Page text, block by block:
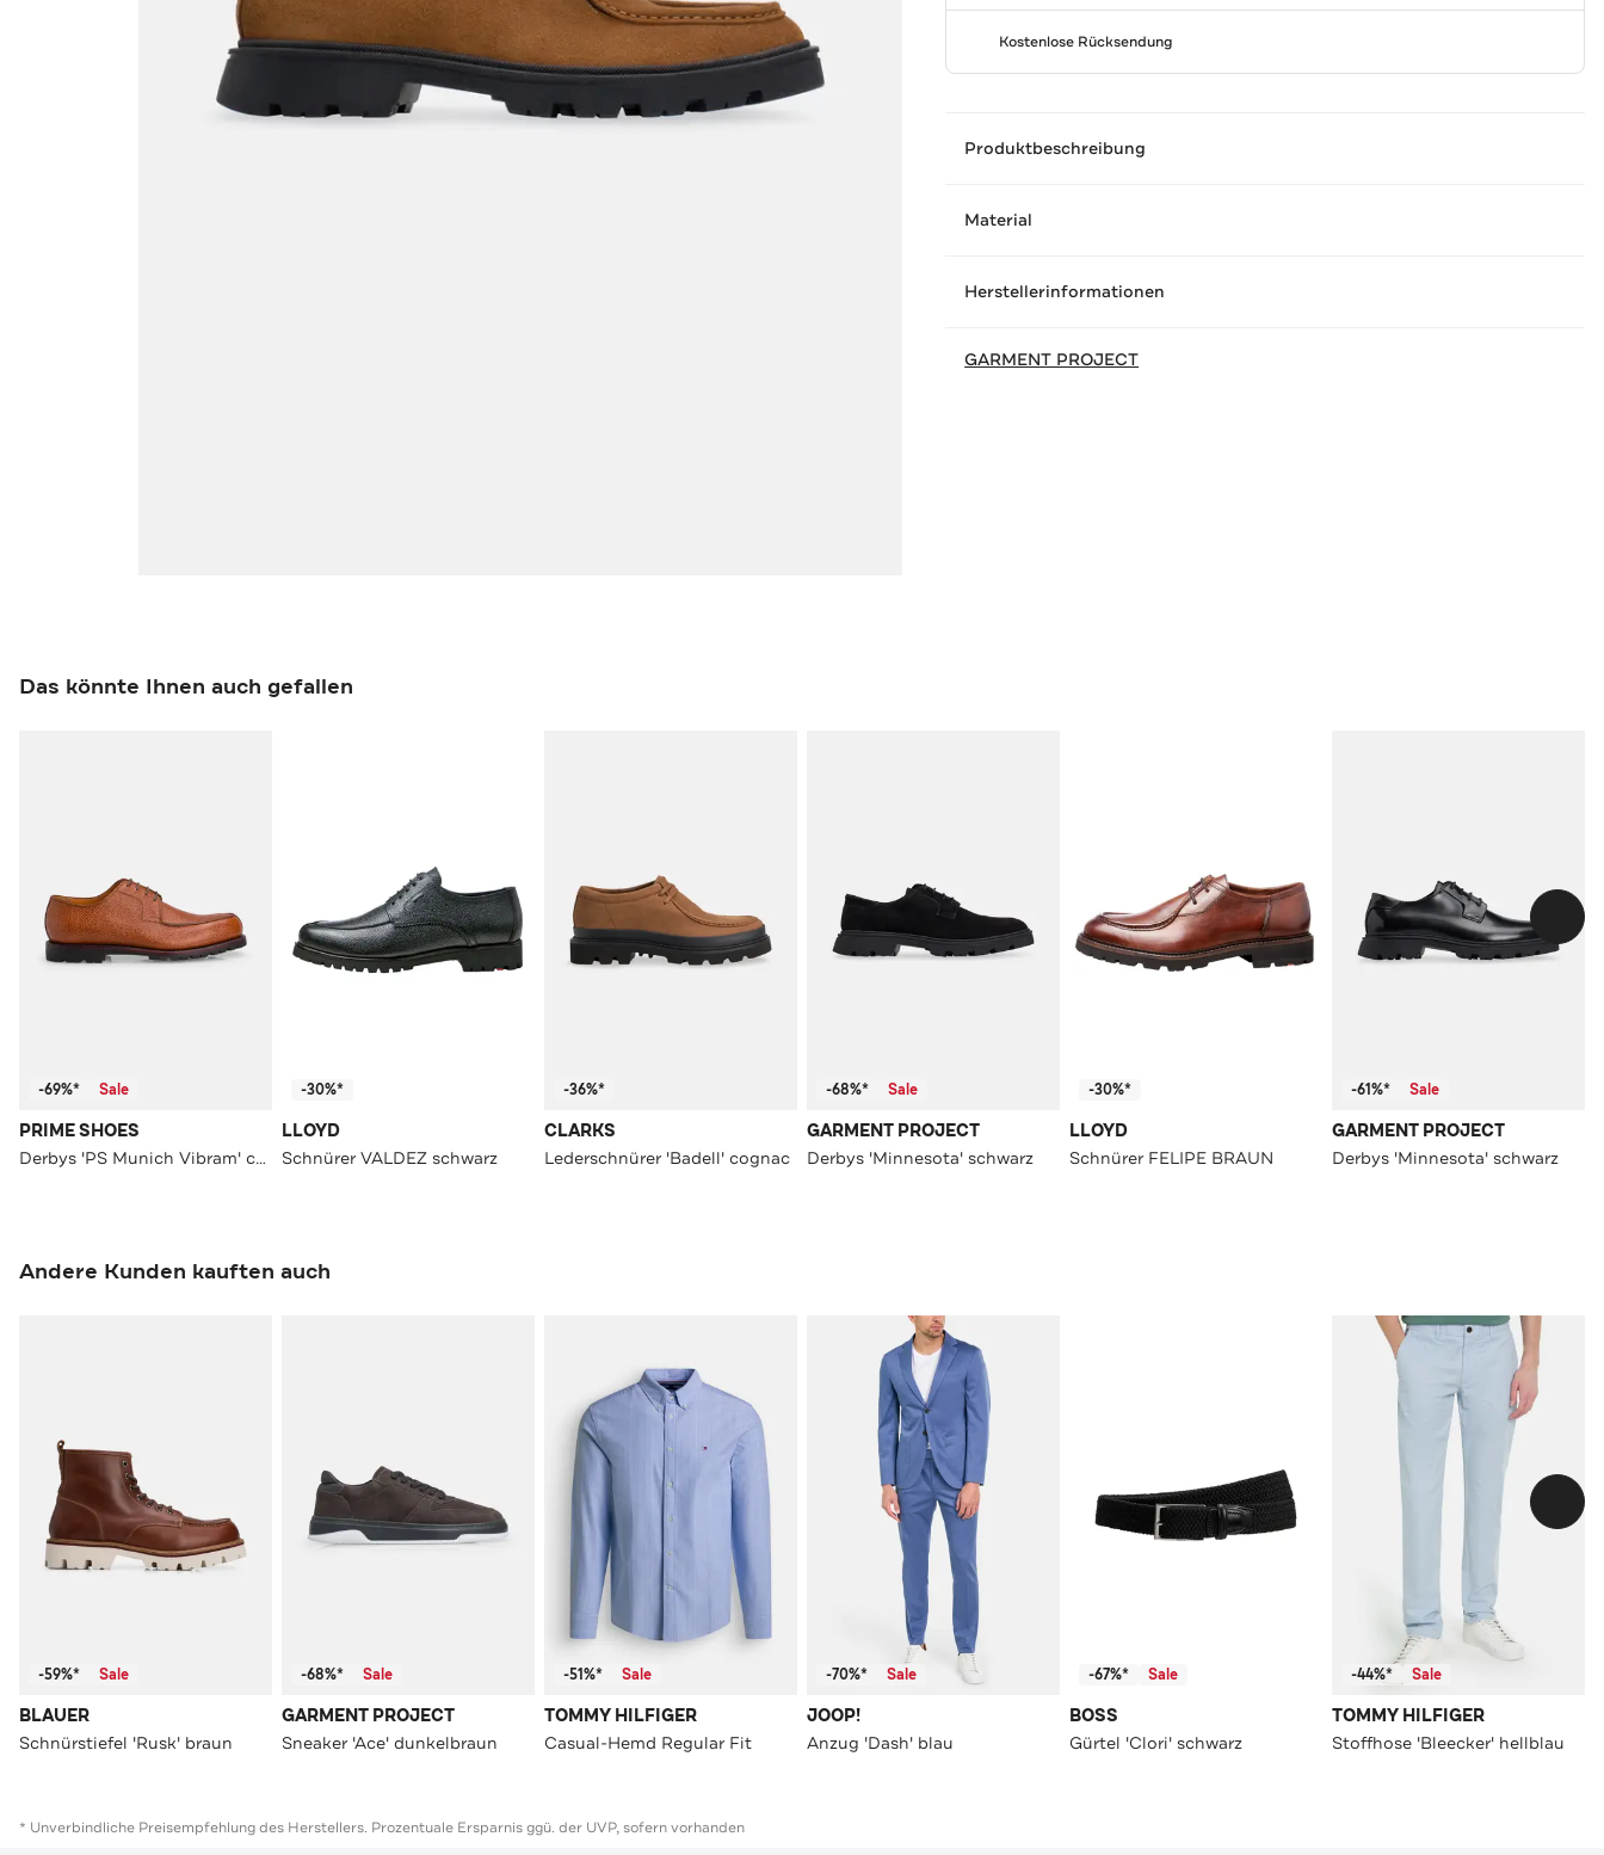
Kostenlose Rücksendung
Produktbeschreibung
Material
Herstellerinformationen
GARMENT PROJECT
Das könnte Ihnen auch gefallen
-69%* Sale
PRIME SHOES
Derbys 'PS Munich Vibram' cognac
-30%*
LLOYD
Schnürer VALDEZ schwarz
-36%*
CLARKS
Lederschnürer 'Badell' cognac
-68%* Sale
GARMENT PROJECT
Derbys 'Minnesota' schwarz
-30%*
LLOYD
Schnürer FELIPE BRAUN
-61%* Sale
GARMENT PROJECT
Derbys 'Minnesota' schwarz
Andere Kunden kauften auch
-59%* Sale
BLAUER
Schnürstiefel 'Rusk' braun
-68%* Sale
GARMENT PROJECT
Sneaker 'Ace' dunkelbraun
-51%* Sale
TOMMY HILFIGER
Casual-Hemd Regular Fit
-70%* Sale
JOOP!
Anzug 'Dash' blau
-67%* Sale
BOSS
Gürtel 'Clori' schwarz
-44%* Sale
TOMMY HILFIGER
Stoffhose 'Bleecker' hellblau
* Unverbindliche Preisempfehlung des Herstellers. Prozentuale Ersparnis ggü. der UVP, sofern vorhanden